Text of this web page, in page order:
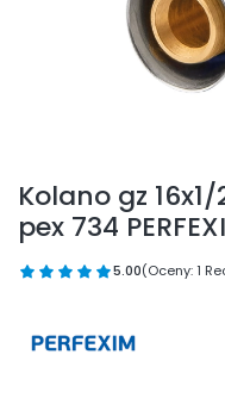
Kolano gz
pex 734
5.00(Oceny: 1